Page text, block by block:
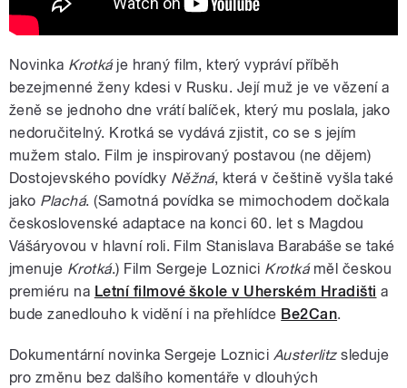
Novinka Krotkáje hraný film, který vypráví příběh
bezejmenné ženy kdesi v Rusku. Její muž je ve vězení a
ženě se jednoho dne vrátí balíček, který mu poslala, jako
nedoručitelný. Krotká se vydává zjistit, co se s jejím
mužem stalo. Film je inspirovaný postavou (ne dějem)
Dostojevského povídky Něžná, která v češtině vyšla také
jako Plachá. (Samotná povídka se mimochodem dočkala
československé adaptace na konci 60. let s Magdou
Vášáryovou v hlavní roli. Film Stanislava Barabáše se také
jmenuje Krotká.) Film Sergeje Loznici Krotkáměl českou
premiéru na Letní filmové škole v Uherském Hradišti a
bude zanedlouho k vidění i na přehlídce Be2Can.
Dokumentární novinka Sergeje Loznici Austerlitzsleduje
pro změnu bez dalšího komentáře v dlouhých